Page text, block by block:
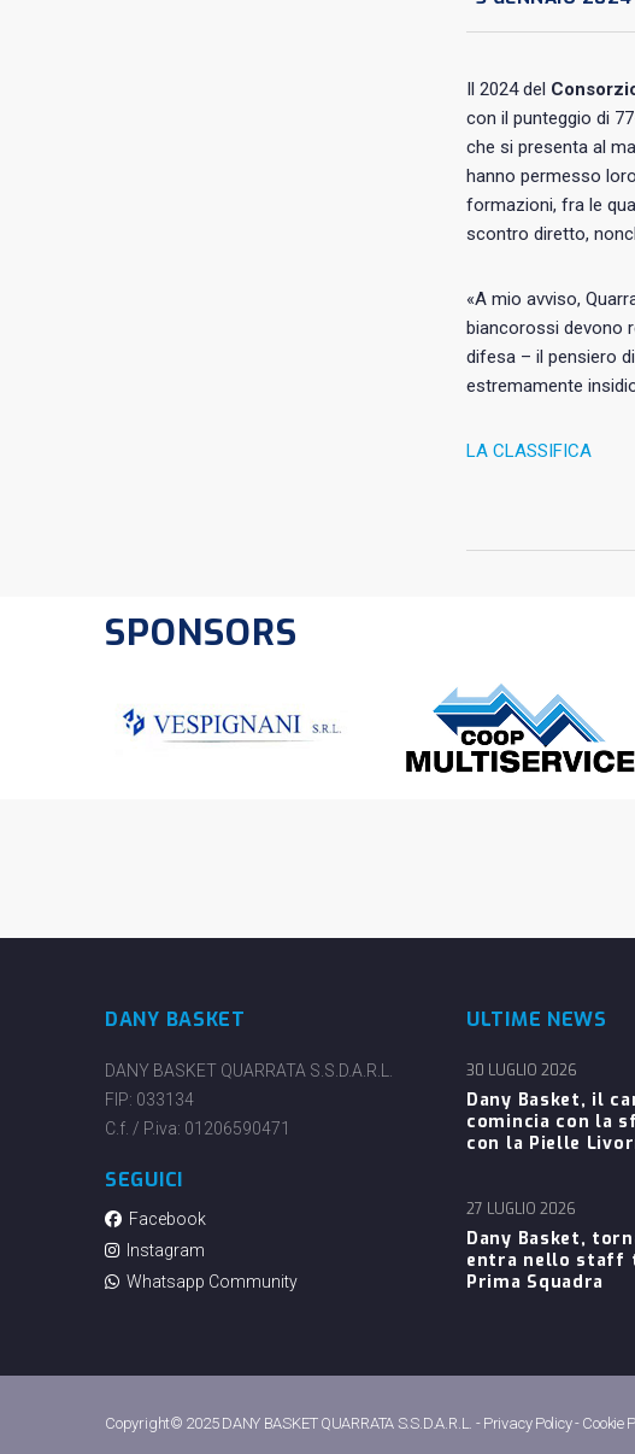
Il 2024 del
con il punteggio di
che si presenta al
hanno permesso
formazioni, fra le
scontro diretto,
«A mio avviso,
biancorossi devono
difesa – il pensiero
estremamente
LA CLASSIFICA
SPONSORS
DANY BASKET
DANY BASKET QUARRATA S.S.D.A.R.L.
FIP: 033134
C.f. / P.iva: 01206590471
SEGUICI
Facebook
Instagram
Whatsapp Community
ULTIME NEWS
Dany Basket, il
comincia con la
con la Pielle
30 LUGLIO 2026
Dany Basket,
entra nello staff
Prima Squadra
27 LUGLIO 2026
Copyright© 2025 DANY BASKET QUARRATA S.S.D.A.R.L. - Privacy Policy- Cookie